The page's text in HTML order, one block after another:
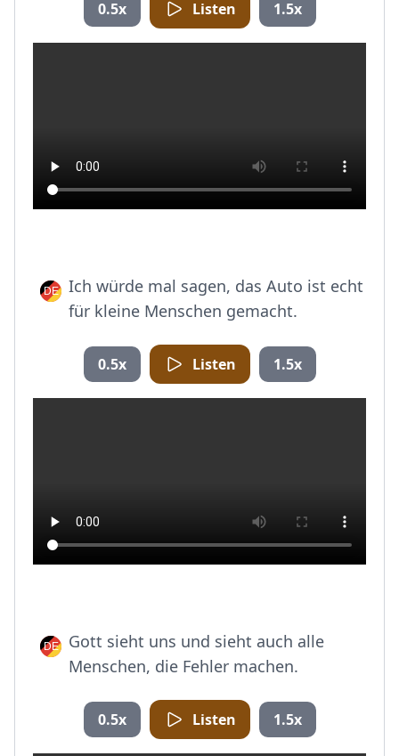
0.5x Listen 1.5x
Ich würde mal sagen, das Auto ist echt
für kleine Menschen gemacht.
0.5x Listen 1.5x
Gott sieht uns und sieht auch alle
Menschen, die Fehler machen.
0.5x Listen 1.5x